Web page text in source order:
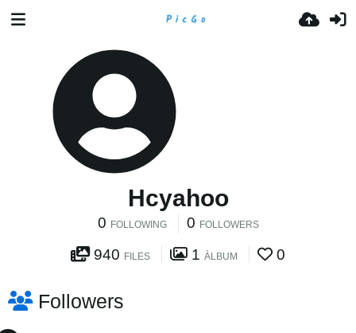
Hcyahoo
0 FOLLOWING 0 FOLLOWERS
940 FILES 1 ÀLBUM 0
Followers